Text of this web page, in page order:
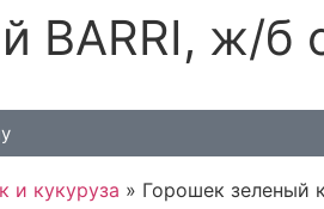
BARRI, ж/
и кукуруза » Горошек зеленый